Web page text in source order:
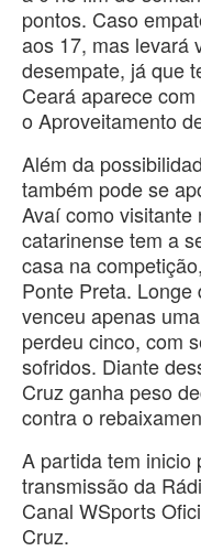
pontos. Caso
aos 17, mas levará
desempate, já que
Ceará aparece
o Aproveitamento
Além da
também pode se
Avaí como
catarinense tem a
casa na
Ponte Preta.
venceu apenas
perdeu cinco, com
sofridos. Diante
Cruz ganha peso
contra o
A partida tem inicio
transmissão da
Canal WSports
Cruz.